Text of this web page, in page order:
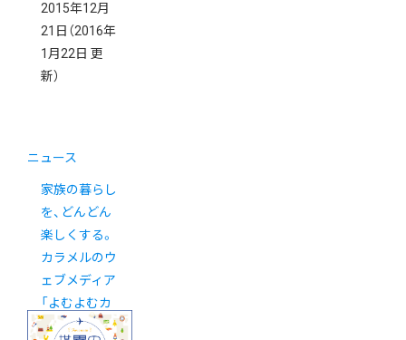
2015年12月
21日 （2016年
1月22日 更
新）
ニュース
家族の暮らし
を、どんどん
楽しくする。
カラメルのウ
ェブメディア
「よむよむカ
ラメル」がリ